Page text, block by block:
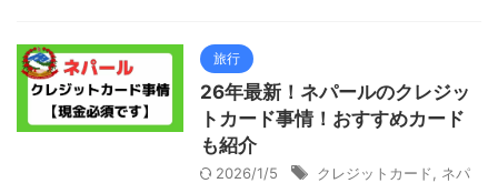
旅行
26年最新！ネパールのクレジッ
トカード事情！おすすめカード
も紹介
2026/1/5 クレジットカード
ネパ